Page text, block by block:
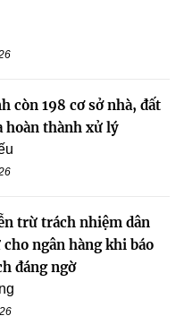
còn 198 cơ sở nhà, đất
hoàn thành xử lý
trừ trách nhiệm dân
ngân hàng khi báo
đáng ngờ